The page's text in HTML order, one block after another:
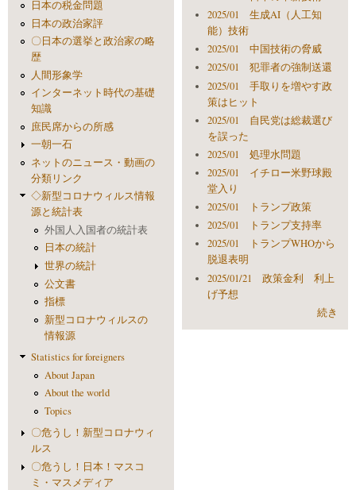
日本の税金問題
日本の政治家評
〇日本の選挙と政治家の略
歴
人間形象学
インターネット時代の基礎
知識
庶民席からの所感
一朝一石
ネットのニュース・動画の
分類リンク
◇新型コロナウィルス情報
源と統計表
外国人入国者の統計表
日本の統計
世界の統計
公文書
指標
新型コロナウィルスの
情報源
Statistics for foreigners
About Japan
About the world
Topics
〇危うし！新型コロナウィ
ルス
〇危うし！日本！マスコ
ミ・マスメディア
2025/01 生成AI（人工知
能）技術
2025/01 中国技術の脅威
2025/01 犯罪者の強制送還
2025/01 手取りを増やす政
策はヒット
2025/01 自民党は総裁選び
を誤った
2025/01 処理水問題
2025/01 イチロー米野球殿
堂入り
2025/01 トランプ政策
2025/01 トランプ支持率
2025/01 トランプWHOから
脱退表明
2025/01/21 政策金利 利上
げ予想
続き